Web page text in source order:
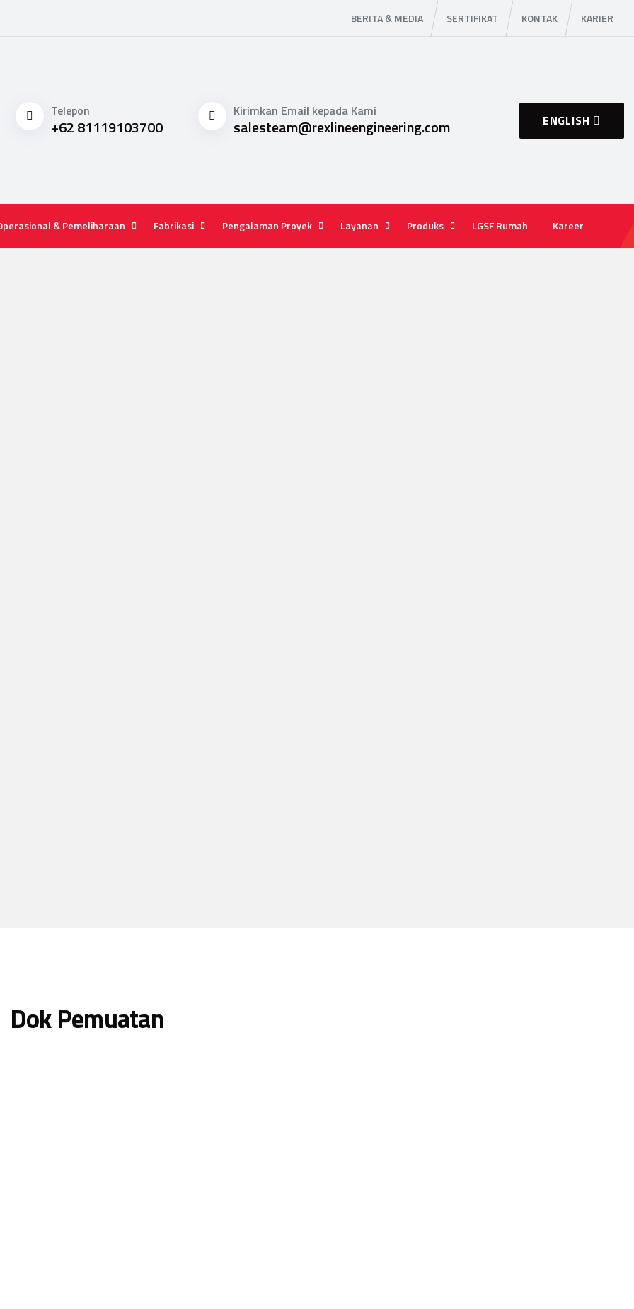
BERITA & MEDIA SERTIFIKAT KONTAK KARIER
Telepon
+62 81119103700
Kirimkan Email kepada Kami
salesteam@rexlineengineering.com ENGLISH
& Pemeliharaan Fabrikasi Pengalaman Proyek Layanan Produks LGSF Rumah Kareer
Dok Pemuatan